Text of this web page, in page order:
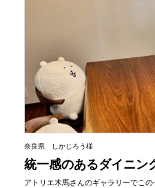
奈良県 しかじろう様
統一感のあるダイニン
アトリエ木馬さんのギャラリーでこ